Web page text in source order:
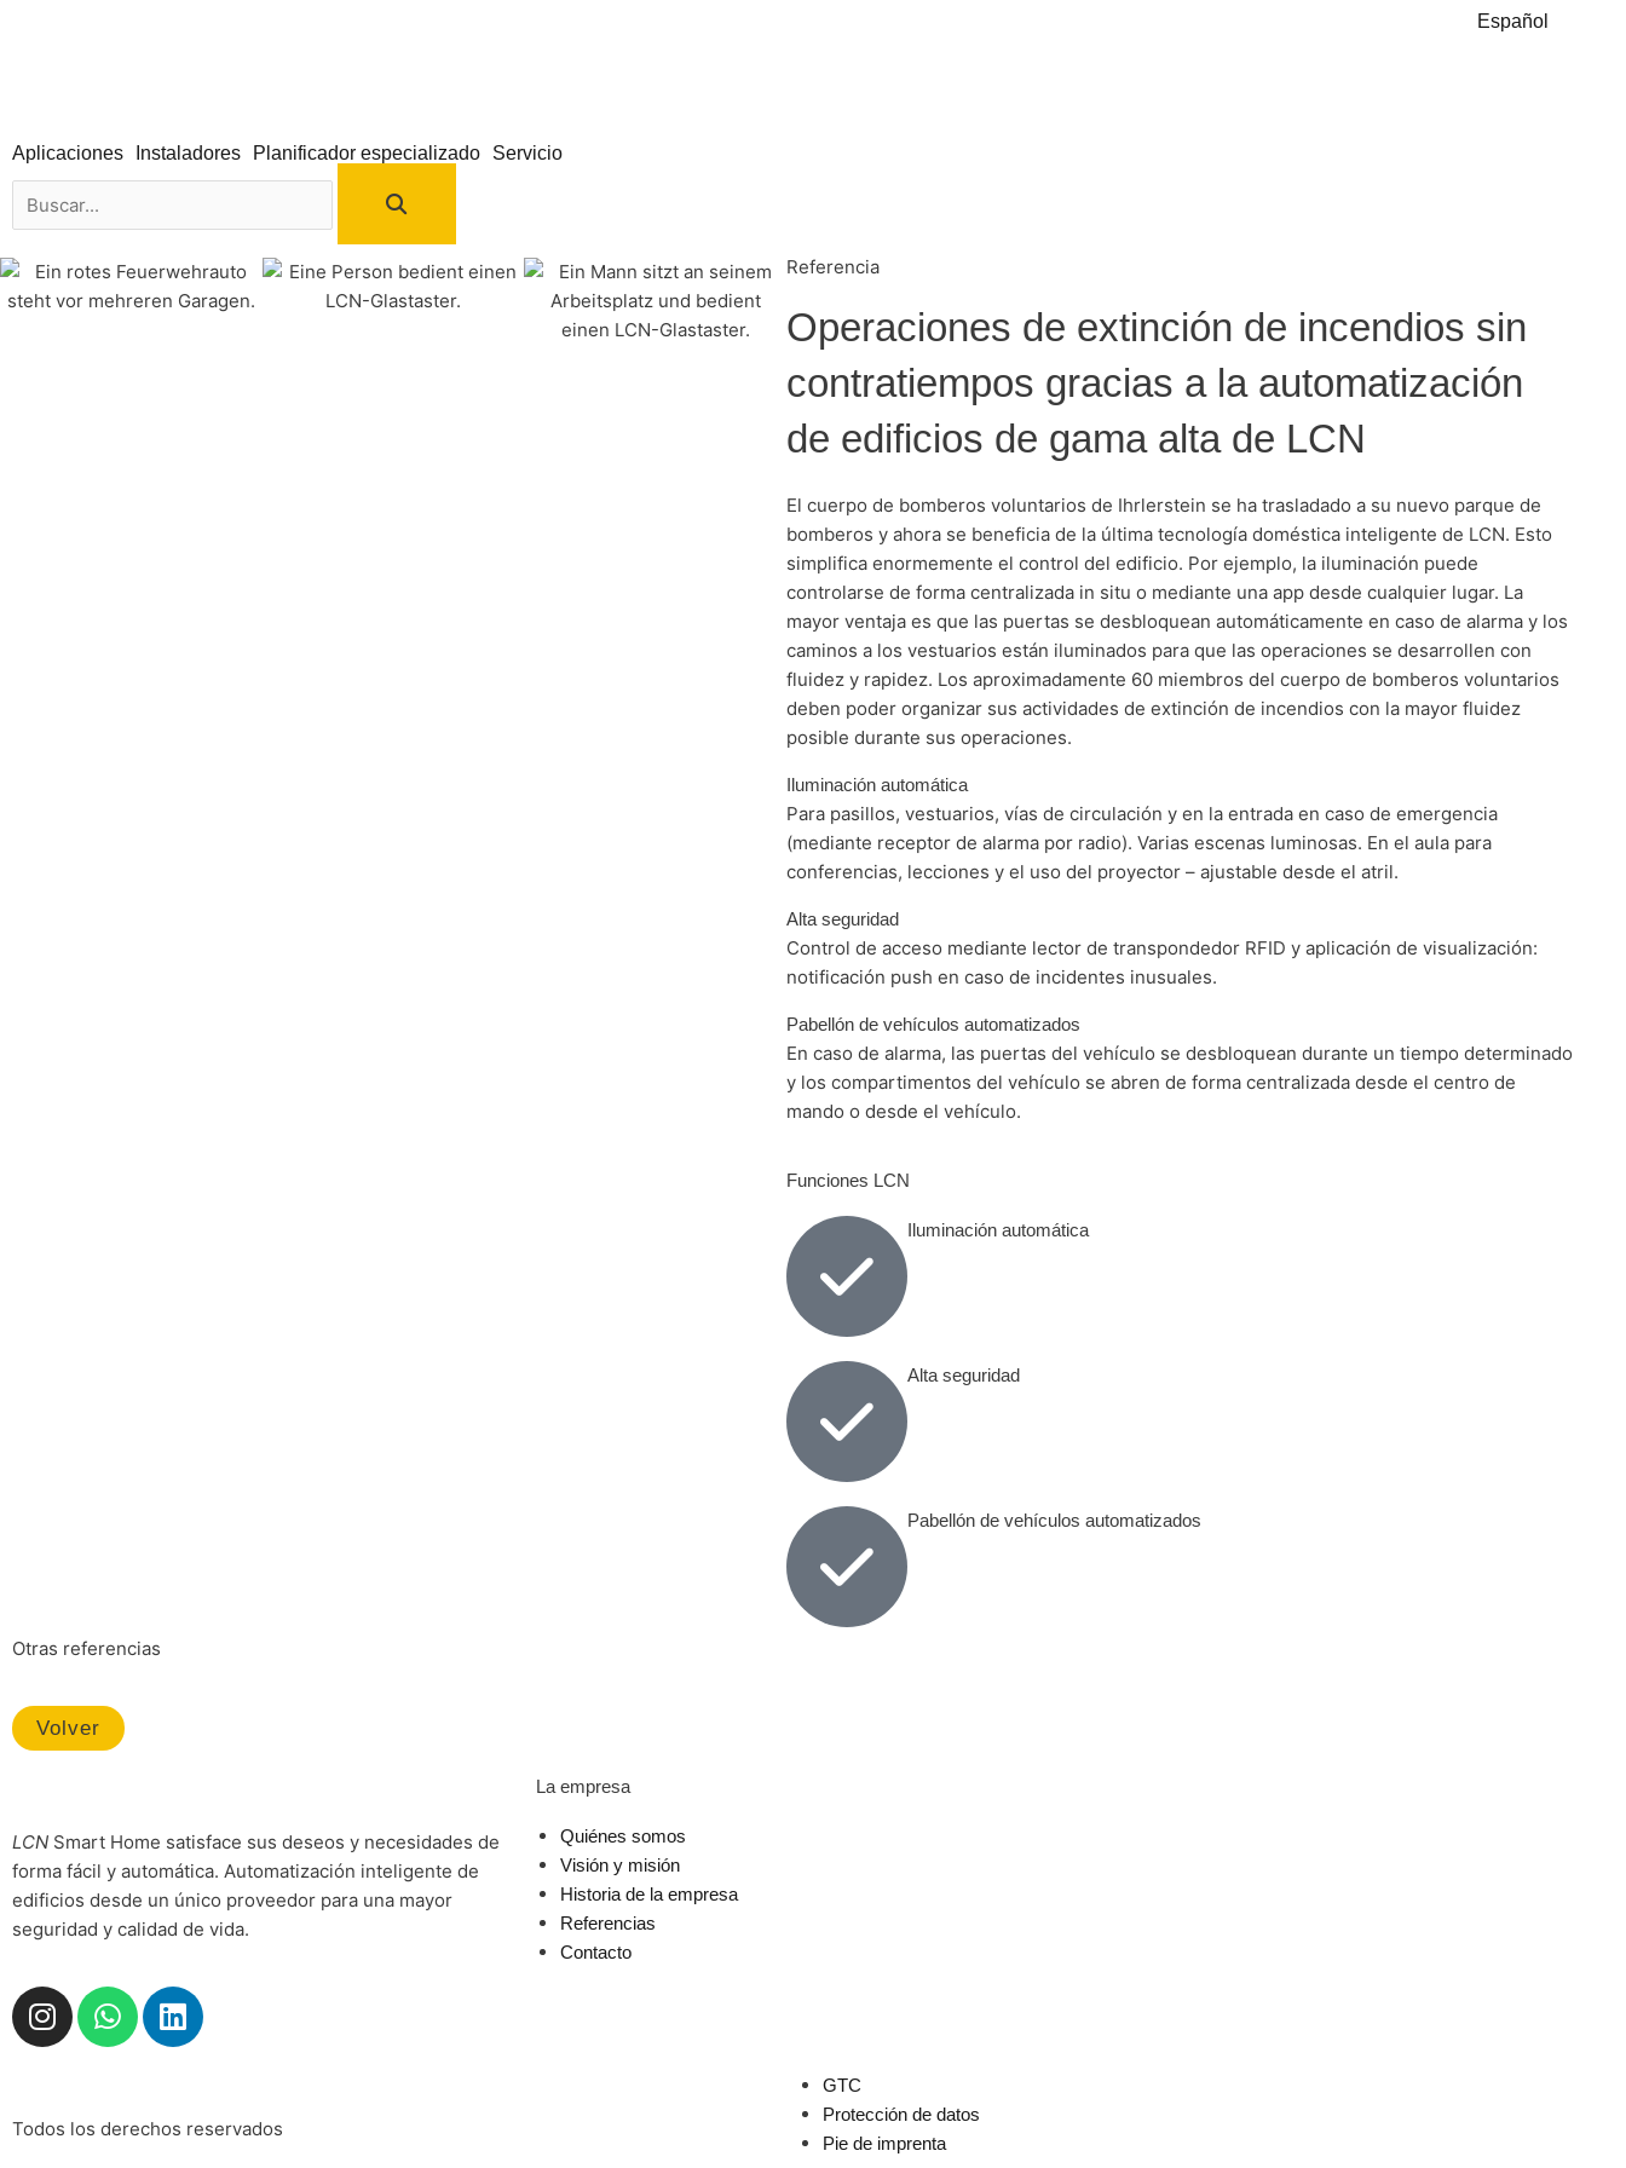
Español
Aplicaciones Instaladores Planificador especializado Servicio
Buscar
Referencia
Operaciones de extinción de incendios sin
contratiempos gracias a la automatización
de edificios de gama alta de LCN
El cuerpo de bomberos voluntarios de Ihrlerstein se ha trasladado a su nuevo parque de
bomberos y ahora se beneficia de la última tecnología doméstica inteligente de LCN. Esto
simplifica enormemente el control del edificio. Por ejemplo, la iluminación puede
controlarse de forma centralizada in situ o mediante una app desde cualquier lugar. La
mayor ventaja es que las puertas se desbloquean automáticamente en caso de alarma y los
caminos a los vestuarios están iluminados para que las operaciones se desarrollen con
fluidez y rapidez. Los aproximadamente 60 miembros del cuerpo de bomberos voluntarios
deben poder organizar sus actividades de extinción de incendios con la mayor fluidez
posible durante sus operaciones.
Iluminación automática
Para pasillos, vestuarios, vías de circulación y en la entrada en caso de emergencia
(mediante receptor de alarma por radio). Varias escenas luminosas. En el aula para
conferencias, lecciones y el uso del proyector – ajustable desde el atril.
Alta seguridad
Control de acceso mediante lector de transpondedor RFID y aplicación de visualización:
notificación push en caso de incidentes inusuales.
Pabellón de vehículos automatizados
En caso de alarma, las puertas del vehículo se desbloquean durante un tiempo determinado
y los compartimentos del vehículo se abren de forma centralizada desde el centro de
mando o desde el vehículo.
Funciones LCN
Iluminación automática
Alta seguridad
Pabellón de vehículos automatizados
Otras referencias
Volver
LCN Smart Home satisface sus deseos y necesidades de
forma fácil y automática. Automatización inteligente de
edificios desde un único proveedor para una mayor
seguridad y calidad de vida.
I
n
a
W
h
s
L
i
e
La empresa
Quiénes somos
Visión y misión
Historia de la empresa
Referencias
Contacto
Todos los derechos reservados
GTC
Protección de datos
Pie de imprenta